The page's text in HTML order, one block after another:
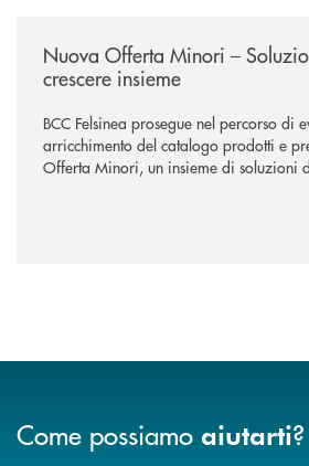
Nuova Offerta Minori –
crescere insieme
BCC Felsinea prosegue nel percorso di
arricchimento del catalogo prodotti e
Offerta Minori, un insieme di soluzioni
sviluppo di una relazione consapevole
Come possiamo aiutarti?